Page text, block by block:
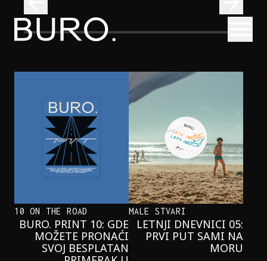
BURO.
BEOGRAD, BAJAGA I OSAMDESETE:
MJUZIKL KOJI NE PROPUŠTAMO
10 ON THE ROAD
BURO. PRINT 10: GDE
MOŽETE PRONAĆI
SVOJ BESPLATAN
MALE STVARI
LETNJI DNEVNICI 05:
PRVI PUT SAMI NA
MORU